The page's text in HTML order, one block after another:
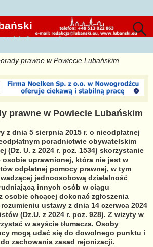
Informacyjny
prawne w Powiecie Lubańskim
prawne w Powiecie Lubańskim
z dnia 5 sierpnia 2015 r. o nieodpłatnej
poradnictwie obywatelskim
(Dz. U. z 2024 r. poz. 1534) skorzystanie
osobie uprawnionej, która nie jest w
odpłatnej pomocy prawnej, w tym
jednoosobową działalność
innych osób w ciągu
osobie chcącej dokonać zgłoszenia
ustawy z dnia 14 czerwca 2024
(Dz.U. z 2024 r. poz. 928). Z wizyty w
w asyście tłumacza. Osoby
mogą udać się do dowolnego punktu i
zachowania zasad rejonizacji.